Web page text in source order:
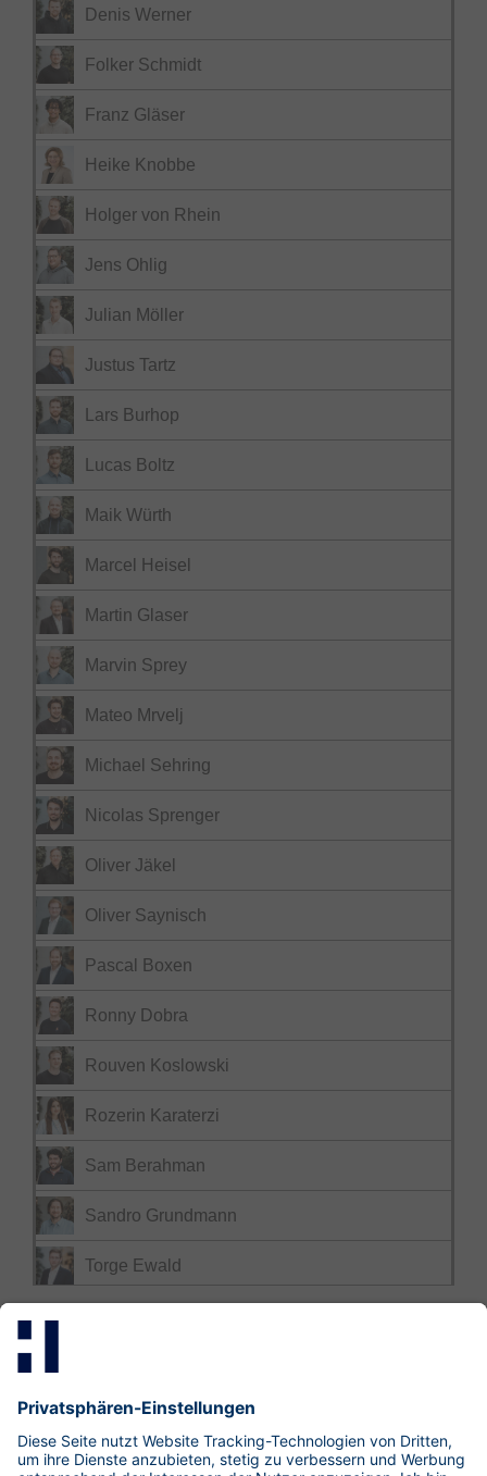
Denis Werner
Folker Schmidt
Franz Gläser
Heike Knobbe
Holger von Rhein
Jens Ohlig
Julian Möller
Justus Tartz
Lars Burhop
Lucas Boltz
Maik Würth
Marcel Heisel
Martin Glaser
Marvin Sprey
Mateo Mrvelj
Michael Sehring
Nicolas Sprenger
Oliver Jäkel
Oliver Saynisch
Pascal Boxen
Ronny Dobra
Rouven Koslowski
Rozerin Karaterzi
Sam Berahman
Sandro Grundmann
Torge Ewald
Mastodon